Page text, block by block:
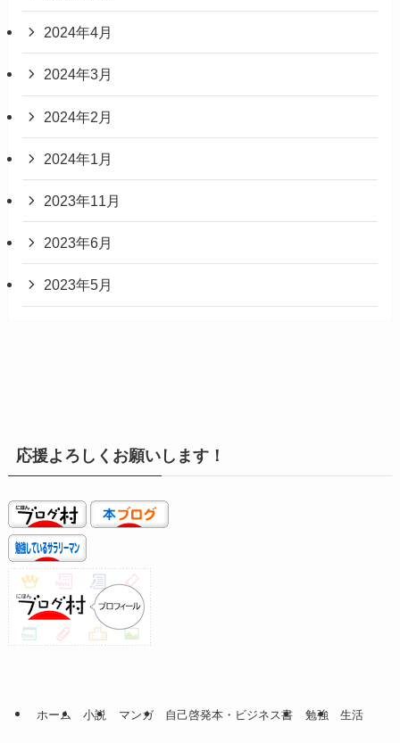
2024年4月
2024年3月
2024年2月
2024年1月
2023年11月
2023年6月
2023年5月
応援よろしくお願いします！
ホーム 小説 マンガ 自己啓発本・ビジネス書 勉強 生活